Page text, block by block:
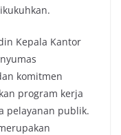
Kepala Kantor
komitmen
program kerja
pelayanan publik.